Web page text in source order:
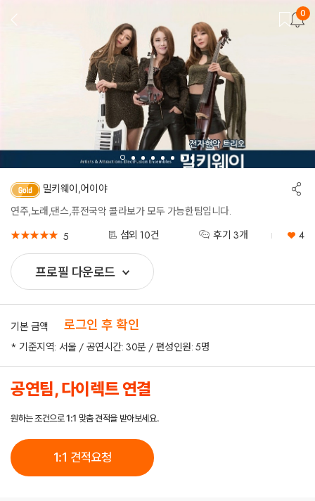
뒤
로
0
밀키웨이,어이야
연주,노래,댄스,퓨전국악 콜라보가 모두 가능한팀입니다.
★★★★★
★★★★★ 5 섭외 10건 후기 3개 4
프로필 다운로드
공
유
기본 금액 로그인 후 확인
* 기준지역: 서울 / 공연시간: 30분 / 편성인원: 5명
공연팀, 다이렉트 연결
원하는 조건으로 1:1 맞춤 견적을 받아보세요.
1:1 견적요청